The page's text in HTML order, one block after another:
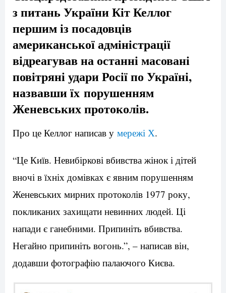
з питань України Кіт Келлог
першим із посадовців
американської адміністрації
відреагував на останні масовані
повітряні удари Росії по Україні,
назвавши їх порушенням
Женевських протоколів.
Про це Келлог написав у мережі Х.
“Це Київ. Невибіркові вбивства жінок і дітей
вночі в їхніх домівках є явним порушенням
Женевських мирних протоколів 1977 року,
покликаних захищати невинних людей. Ці
напади є ганебними. Припиніть вбивства.
Негайно припиніть вогонь.”, – написав він,
додавши фотографію палаючого Києва.